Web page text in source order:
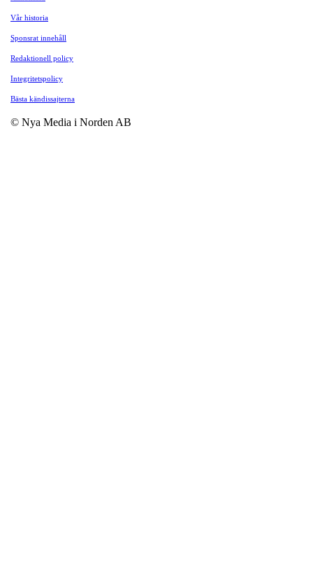
Vår historia
Sponsrat innehåll
Redaktionell policy
Integritetspolicy
Bästa kändissajterna
© Nya Media i Norden AB